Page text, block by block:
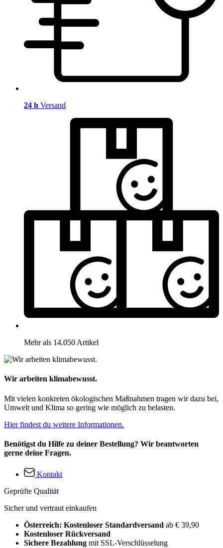
24 h Versand
Mehr als 14.050 Artikel
Wir arbeiten klimabewusst.
Mit vielen konkreten ökologischen Maßnahmen tragen wir dazu bei,
Umwelt und Klima so gering wie möglich zu belasten.
Hier findest du weitere Informationen.
Benötigst du Hilfe zu deiner Bestellung? Wir beantworten
gerne deine Fragen.
Kontakt
Geprüfte Qualität
Sicher und vertraut einkaufen
Österreich: Kostenloser Standardversand ab € 39,90
Kostenloser Rückversand
Sichere Bezahlung mit SSL-Verschlüsselung